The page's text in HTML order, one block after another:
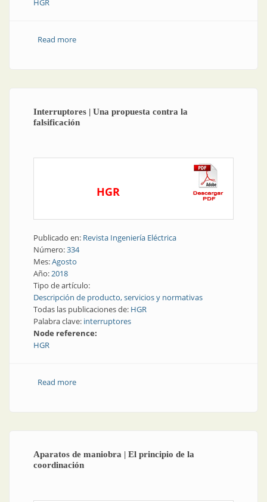
HGR
Read moreabout Aparatos de maniobra | Interruptores
Interruptores | Una propuesta contra la
falsificación
HGR
Publicado en: Revista Ingeniería Eléctrica
Número:334
Mes:Agosto
Año:2018
Tipo de artículo:
Descripción de producto, servicios y normativas
Todas las publicaciones de: HGR
Palabra clave: interruptores
Node reference:
HGR
Read moreabout Interruptores | Una propuesta contra la
Aparatos de maniobra | El principio de la
coordinación